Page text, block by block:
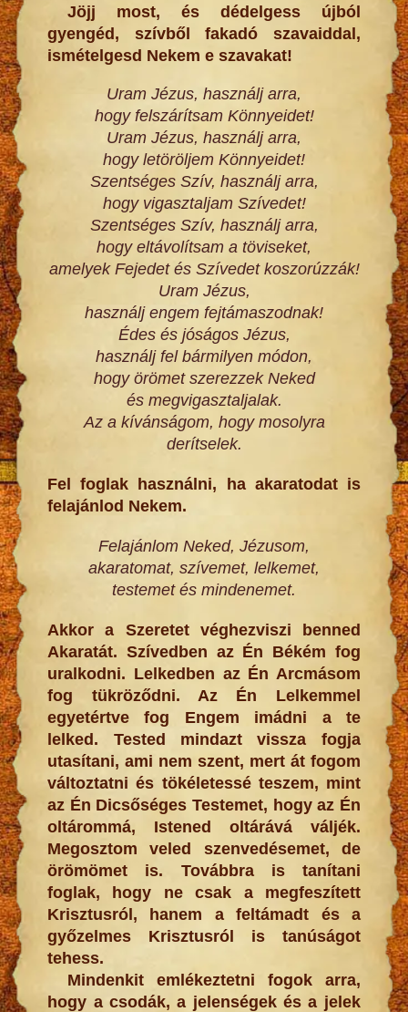
Jöjj most, és dédelgess újból
gyengéd, szívből fakadó szavaiddal,
ismételgesd Nekem e szavakat!
Uram Jézus, használj arra,
hogy felszárítsam Könnyeidet!
Uram Jézus, használj arra,
hogy letöröljem Könnyeidet!
Szentséges Szív, használj arra,
hogy vigasztaljam Szívedet!
Szentséges Szív, használj arra,
hogy eltávolítsam a töviseket,
amelyek Fejedet és Szívedet koszorúzzák!
Uram Jézus,
használj engem fejtámaszodnak!
Édes és jóságos Jézus,
használj fel bármilyen módon,
hogy örömet szerezzek Neked
és megvigasztaljalak.
Az a kívánságom, hogy mosolyra
derítselek.
Fel foglak használni, ha akaratodat is
felajánlod Nekem.
Felajánlom Neked, Jézusom,
akaratomat, szívemet, lelkemet,
testemet és mindenemet.
Akkor a Szeretet véghezviszi benned
Akaratát. Szívedben az Én Békém fog
uralkodni. Lelkedben az Én Arcmásom
fog tükröződni. Az Én Lelkemmel
egyetértve fog Engem imádni a te
lelked. Tested mindazt vissza fogja
utasítani, ami nem szent, mert át fogom
változtatni és tökéletessé teszem, mint
az Én Dicsőséges Testemet, hogy az Én
oltárommá, Istened oltárává váljék.
Megosztom veled szenvedésemet, de
örömömet is. Továbbra is tanítani
foglak, hogy ne csak a megfeszített
Krisztusról, hanem a feltámadt és a
győzelmes Krisztusról is tanúságot
tehess.
Mindenkit emlékeztetni fogok arra,
hogy a csodák, a jelenségek és a jelek